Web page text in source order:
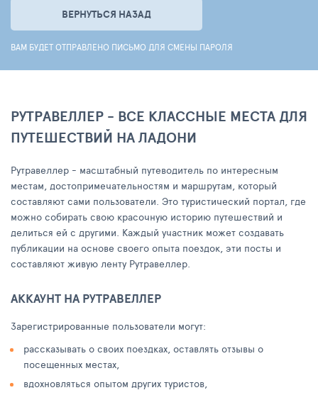
ВЕРНУТЬСЯ НАЗАД
ВАМ БУДЕТ ОТПРАВЛЕНО ПИСЬМО ДЛЯ СМЕНЫ ПАРОЛЯ
РУТРАВЕЛЛЕР - ВСЕ КЛАССНЫЕ МЕСТА ДЛЯ
ПУТЕШЕСТВИЙ НА ЛАДОНИ
Рутравеллер - масштабный путеводитель по интересным
местам, достопримечательностям и маршрутам, который
составляют сами пользователи. Это туристический портал, где
можно собирать свою красочную историю путешествий и
делиться ей с другими. Каждый участник может создавать
публикации на основе своего опыта поездок, эти посты и
составляют живую ленту Рутравеллер.
АККАУНТ НА РУТРАВЕЛЛЕР
Зарегистрированные пользователи могут:
рассказывать о своих поездках, оставлять отзывы о
посещенных местах,
вдохновляться опытом других туристов,